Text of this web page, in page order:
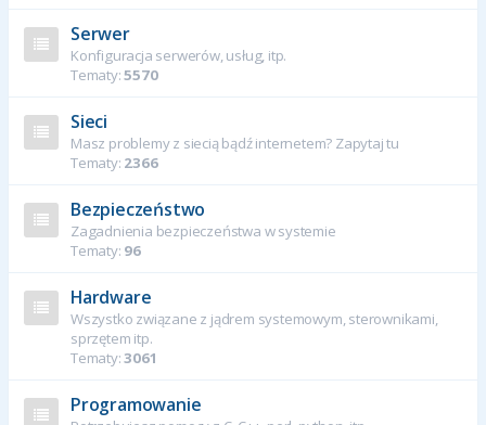
Serwer
Konfiguracja serwerów, usług, itp.
Tematy:5570
Sieci
Masz problemy z siecią bądź internetem? Zapytaj tu
Tematy: 2366
Bezpieczeństwo
Zagadnienia bezpieczeństwa w systemie
Tematy: 96
Hardware
Wszystko związane z jądrem systemowym, sterownikami,
sprzętem itp.
Tematy:3061
Programowanie